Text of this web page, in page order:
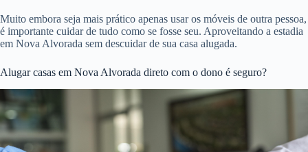
Muito embora seja mais prático apenas usar os móveis de outra pessoa,
é importante cuidar de tudo como se fosse seu. Aproveitando a estadia
em Nova Alvorada sem descuidar de sua casa alugada.
Alugar casas em Nova Alvorada direto com o dono é seguro?